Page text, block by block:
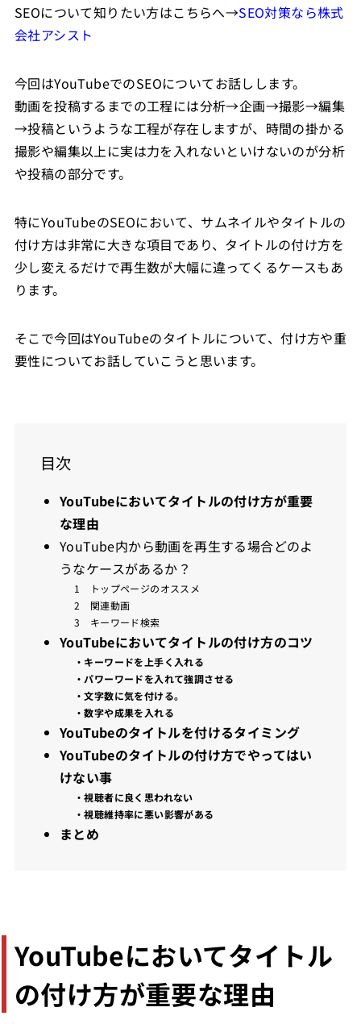
SEOについて知りたい方はこちらへ→SEO対策なら株式
会社アシスト
今回はYouTubeでのSEOについてお話しします。
動画を投稿するまでの工程には分析→企画→撮影→編集
→投稿というような工程が存在しますが、時間の掛かる
撮影や編集以上に実は力を入れないといけないのが分析
や投稿の部分です。
特にYouTubeのSEOにおいて、サムネイルやタイトルの
付け方は非常に大きな項目であり、タイトルの付け方を
少し変えるだけで再生数が大幅に違ってくるケースもあ
ります。
そこで今回はYouTubeのタイトルについて、付け方や重
要性についてお話していこうと思います。
目次
YouTubeにおいてタイトルの付け方が重要
な理由
YouTube内から動画を再生する場合どのよ
うなケースがあるか？
1 トップページのオススメ
2 関連動画
3 キーワード検索
YouTubeにおいてタイトルの付け方のコツ
・キーワードを上手く入れる
・パワーワードを入れて強調させる
・文字数に気を付ける。
・数字や成果を入れる
YouTubeのタイトルを付けるタイミング
YouTubeのタイトルの付け方でやってはい
けない事
・視聴者に良く思われない
・視聴維持率に悪い影響がある
まとめ
YouTubeにおいてタイトル
の付け方が重要な理由